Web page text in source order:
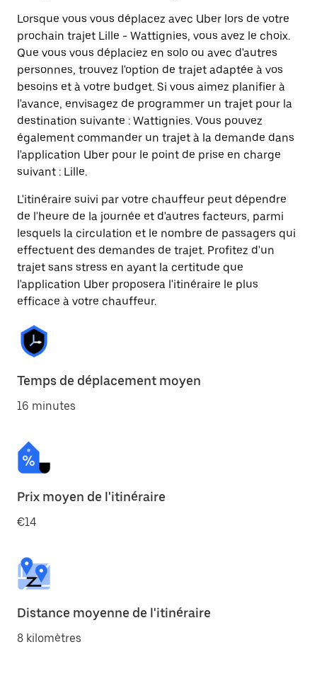
Lorsque vous vous déplacez avec Uber lors de votre
prochain trajet Lille - Wattignies, vous avez le choix.
Que vous vous déplaciez en solo ou avec d'autres
personnes, trouvez l'option de trajet adaptée à vos
besoins et à votre budget. Si vous aimez planifier à
l'avance, envisagez de programmer un trajet pour la
destination suivante : Wattignies. Vous pouvez
également commander un trajet à la demande dans
l'application Uber pour le point de prise en charge
suivant : Lille.
L'itinéraire suivi par votre chauffeur peut dépendre
de l'heure de la journée et d'autres facteurs, parmi
lesquels la circulation et le nombre de passagers qui
effectuent des demandes de trajet. Profitez d'un
trajet sans stress en ayant la certitude que
l'application Uber proposera l'itinéraire le plus
efficace à votre chauffeur.
Temps de déplacement moyen
16 minutes
Prix moyen de l'itinéraire
€14
Distance moyenne de l'itinéraire
8 kilomètres